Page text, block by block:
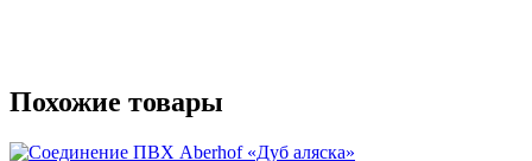
Похожие товары